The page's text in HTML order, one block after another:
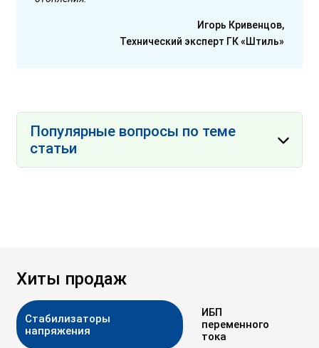
Игорь Кривенцов,
Технический эксперт ГК «Штиль»
Популярные вопросы по теме
статьи
Хиты продаж
Стабилизаторы
напряжения
ИБП
переменного
тока